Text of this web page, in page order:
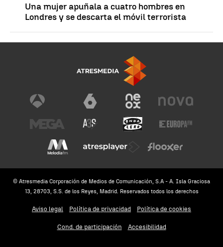
Una mujer apuñala a cuatro hombres en
Londres y se descarta el móvil terrorista
© Atresmedia Corporación de Medios de Comunicación, S.A - A. Isla Graciosa
13, 28703, S.S. de los Reyes, Madrid. Reservados todos los derechos
Aviso legal Política de privacidad Política de cookies
Cond. de participación Accesibilidad